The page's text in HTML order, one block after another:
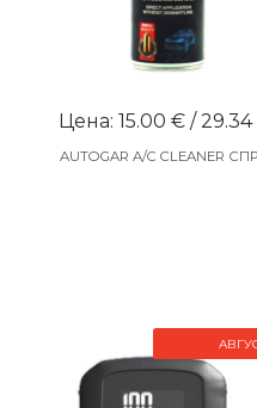
Цена: 15.00 € / 29.34
AUTOGAR A/C CLEANER